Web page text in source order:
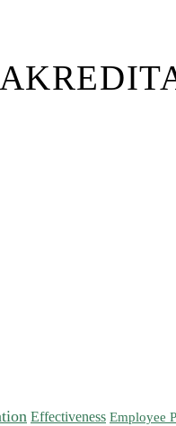
Effectiveness Employee